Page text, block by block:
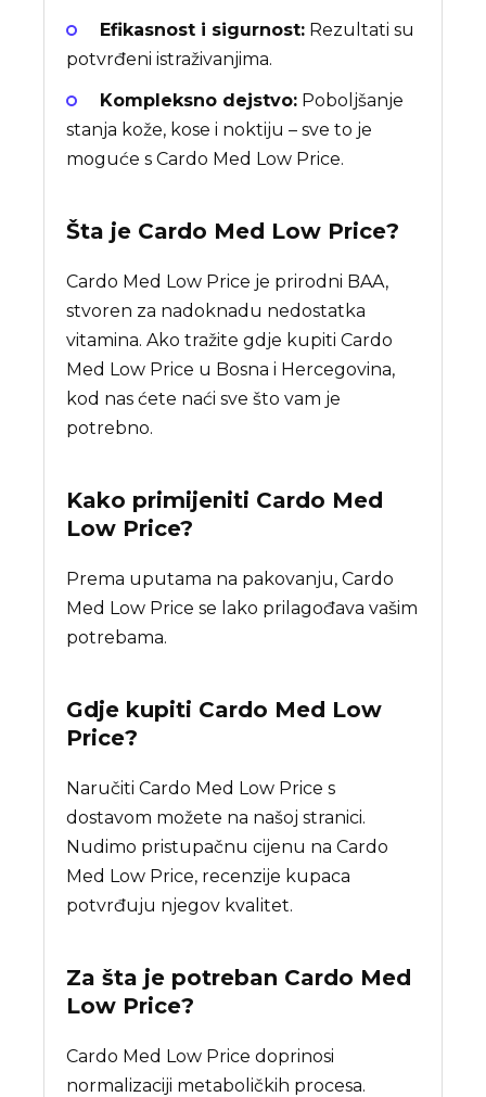
Efikasnost i sigurnost: Rezultati su
potvrđeni istraživanjima.
Kompleksno dejstvo: Poboljšanje
stanja kože, kose i noktiju – sve to je
moguće s Cardo Med Low Price.
Šta je Cardo Med Low Price?
Cardo Med Low Price je prirodni BAA,
stvoren za nadoknadu nedostatka
vitamina. Ako tražite gdje kupiti Cardo
Med Low Price u Bosna i Hercegovina,
kod nas ćete naći sve što vam je
potrebno.
Kako primijeniti Cardo Med
Low Price?
Prema uputama na pakovanju, Cardo
Med Low Price se lako prilagođava vašim
potrebama.
Gdje kupiti Cardo Med Low
Price?
Naručiti Cardo Med Low Price s
dostavom možete na našoj stranici.
Nudimo pristupačnu cijenu na Cardo
Med Low Price, recenzije kupaca
potvrđuju njegov kvalitet.
Za šta je potreban Cardo Med
Low Price?
Cardo Med Low Price doprinosi
normalizaciji metaboličkih procesa.